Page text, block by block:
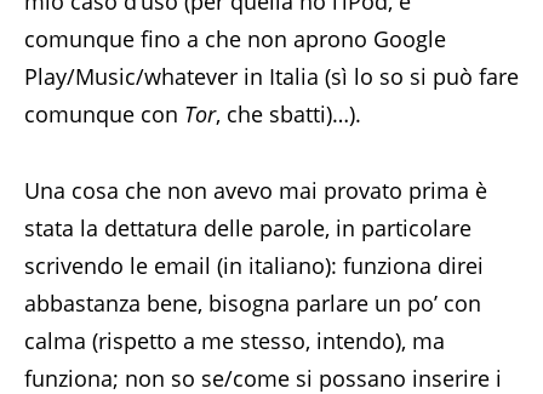
comunque fino a che non aprono Google
Play/Music/whatever in Italia (sì lo so si può fare
comunque con Tor, che sbatti)…).
Una cosa che non avevo mai provato prima è
stata la dettatura delle parole, in particolare
scrivendo le email (in italiano): funziona direi
abbastanza bene, bisogna parlare un po’ con
calma (rispetto a me stesso, intendo), ma
funziona; non so se/come si possano inserire i